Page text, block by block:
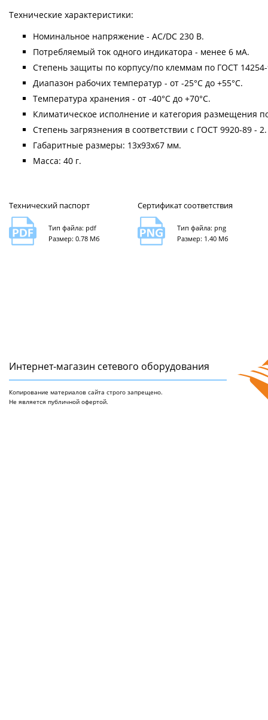
Технические характеристики:
Номинальное напряжение - AC/DC 230 В.
Потребляемый ток одного индикатора - менее 6 мА.
Степень защиты по корпусу/по клеммам по ГОСТ 14254-
Диапазон рабочих температур - от -25°C до +55°C.
Температура хранения - от -40°C до +70°C.
Климатическое исполнение и категория размещения
Степень загрязнения в соответствии с ГОСТ 9920-89 - 2.
Габаритные размеры: 13х93х67 мм.
Масса: 40 г.
Технический паспорт
Тип файла: pdf
Размер: 0.78 Мб
Сертификат соответствия
Тип файла: png
Размер: 1.40 Мб
Интернет-магазин сетeвого оборудования
Копирование материалов сайта строго запрещено.
Не является публичной офертой.